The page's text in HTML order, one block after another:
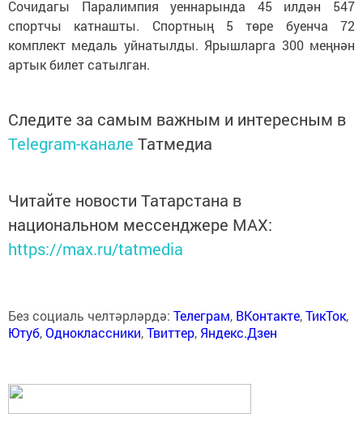
Сочидагы Паралимпия уеннарында 45 илдән 547
спортчы катнашты. Спортның 5 төре буенча 72
комплект медаль уйнатылды. Ярышларга 300 меңнән
артык билет сатылган.
Следите за самым важным и интересным в
Telegram-канале Татмедиа
Читайте новости Татарстана в
национальном мессенджере MАХ:
https://max.ru/tatmedia
Без социаль челтәрләрдә: Телеграм, ВКонтакте,ТикТок,
Ютуб,Одноклассники,Твиттер, Яндекс.Дзен